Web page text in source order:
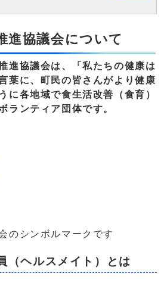
進協議会について
進協議会は、「私たちの健康は
葉に、町民の皆さんがより健康
に各地域で食生活改善（食育）
ランティア団体です。
のシンボルマークです
（ヘルスメイト）とは